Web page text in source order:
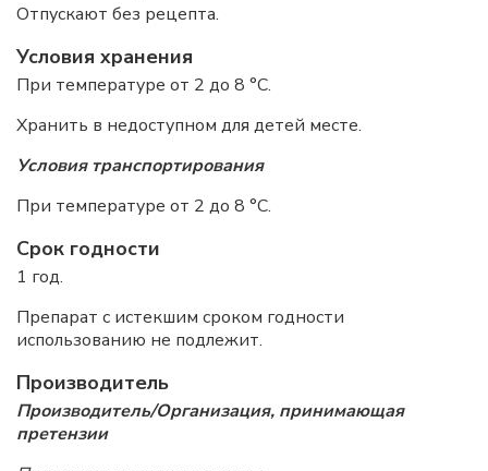
Отпускают без рецепта.
Условия хранения
При температуре от 2 до 8 °C.
Хранить в недоступном для детей месте.
Условия транспортирования
При температуре от 2 до 8 °C.
Срок годности
1 год.
Препарат с истекшим сроком годности
использованию не подлежит.
Производитель
Производитель/Организация, принимающая
претензии